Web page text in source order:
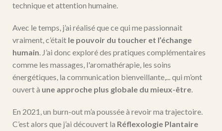
technique et attention humaine.
Avec le temps, j’ai réalisé que ce qui me passionnait
vraiment, c’était le pouvoir du toucher et l’échange
humain. J’ai donc exploré des pratiques complémentaires
comme les massages, l'aromathérapie, les soins
énergétiques, la communication bienveillante,... qui m’ont
ouvert à une approche plus globale du mieux-être.
En 2021, un burn-out m’a poussée à revoir ma trajectoire.
C’est alors que j’ai découvert la Réflexologie Plantaire